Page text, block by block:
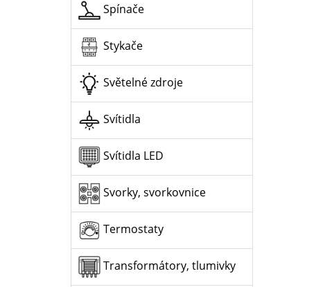
Spínače
Stykače
Světelné zdroje
Svítidla
Svítidla LED
Svorky, svorkovnice
Termostaty
Transformátory, tlumivky